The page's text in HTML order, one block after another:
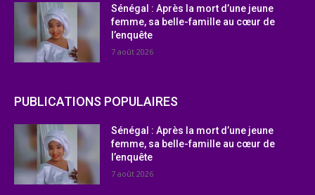
Sénégal : Après la mort d’une jeune
femme, sa belle-famille au cœur de
l’enquête
7 août 2026
PUBLICATIONS POPULAIRES
Sénégal : Après la mort d’une jeune
femme, sa belle-famille au cœur de
l’enquête
7 août 2026